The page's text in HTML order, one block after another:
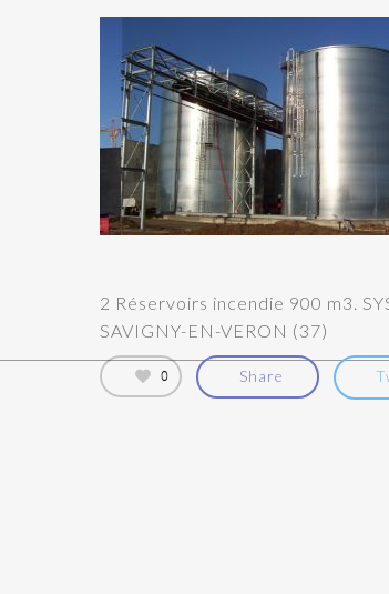
2 Réservoirs incendie 900 m3.
SAVIGNY-EN-VERON (37)
0 Share